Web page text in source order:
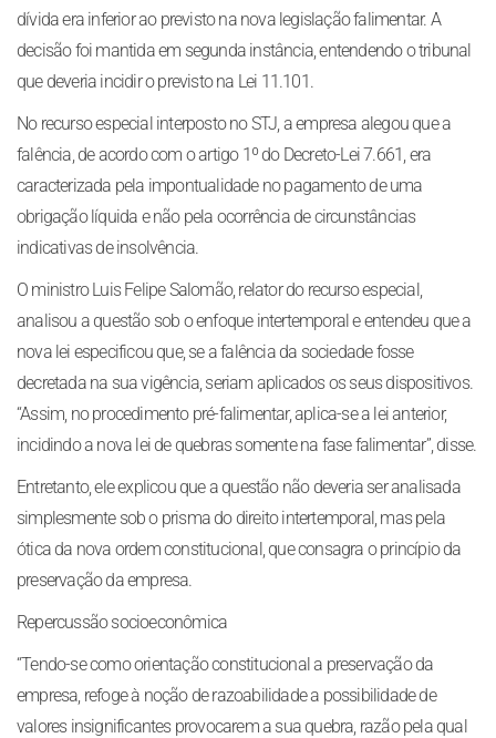
dívida era inferior ao previsto na nova legislação falimentar. A
decisão foi mantida em segunda instância, entendendo o tribunal
que deveria incidir o previsto na Lei 11.101.
No recurso especial interposto no STJ, a empresa alegou que a
falência, de acordo com o artigo 1º do Decreto-Lei 7.661, era
caracterizada pela impontualidade no pagamento de uma
obrigação líquida e não pela ocorrência de circunstâncias
indicativas de insolvência.
O ministro Luis Felipe Salomão, relator do recurso especial,
analisou a questão sob o enfoque intertemporal e entendeu que a
nova lei especificou que, se a falência da sociedade fosse
decretada na sua vigência, seriam aplicados os seus dispositivos.
“Assim, no procedimento pré-falimentar, aplica-se a lei anterior,
incidindo a nova lei de quebras somente na fase falimentar”, disse.
Entretanto, ele explicou que a questão não deveria ser analisada
simplesmente sob o prisma do direito intertemporal, mas pela
ótica da nova ordem constitucional, que consagra o princípio da
preservação da empresa.
Repercussão socioeconômica
“Tendo-se como orientação constitucional a preservação da
empresa, refoge à noção de razoabilidade a possibilidade de
valores insignificantes provocarem a sua quebra, razão pela qual